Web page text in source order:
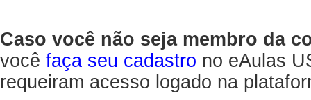
Caso você não seja membro da
você faça seu cadastro no eAulas
requeiram acesso logado na